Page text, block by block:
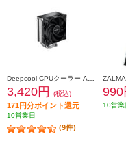
Deepcool CPUクーラー AK400 R-AK400-BKNNMN-G-1
3,420円 (税込)
171円分ポイント還元
10営業日
(9件)
990
10営業